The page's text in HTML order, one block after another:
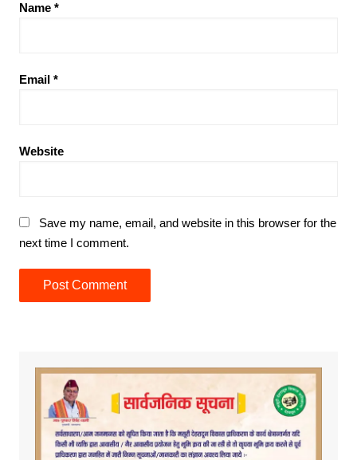
Name *
Email *
Website
Save my name, email, and website in this browser for the
next time I comment.